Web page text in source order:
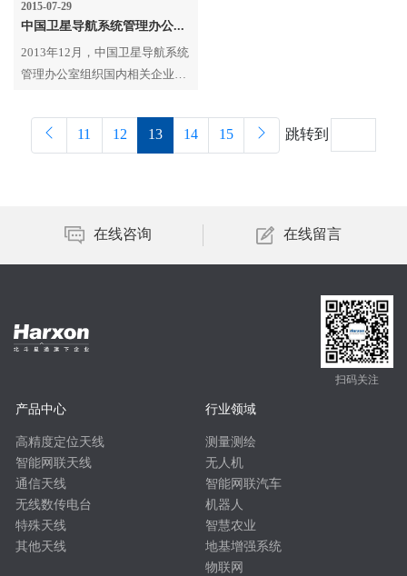
2015-07-29
中国卫星导航系统管理办公室组织完成2013年度北斗基础芯片、模块测评工作
2013年12月，中国卫星导航系统
管理办公室组织国内相关企业，
斗多模导航型射频芯片、北斗多
模导航型基带芯片、北斗多模多
大众应用，研发具有自主知识产
11 12 13 14 15 跳转到
在线咨询 在线留言
扫码关注
产品中心
高精度定位天线
智能网联天线
通信天线
无线数传电台
特殊天线
其他天线
行业领域
测量测绘
无人机
智能网联汽车
机器人
智慧农业
地基增强系统
物联网